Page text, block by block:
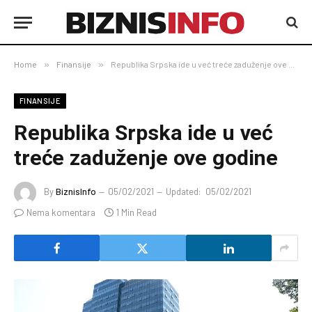
Home » Finansije » Republika Srpska ide u već treće zaduženje ove godine
FINANSIJE
Republika Srpska ide u već
treće zaduženje ove godine
ByBiznisInfo 05/02/2021 Updated: 05/02/2021
Nema komentara
1 Min Read